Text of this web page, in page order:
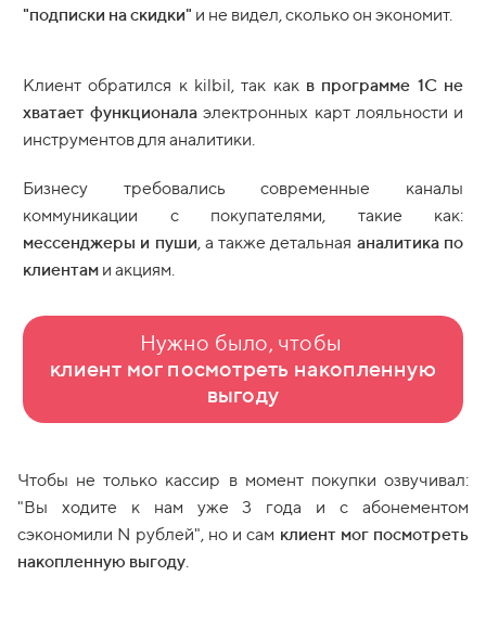
"подписки на скидки" и не видел, сколько он экономит.
Клиент обратился к kilbil, так какв программе 1С не
хватает функционалаэлектронных карт лояльности и
инструментов для аналитики.
Бизнесу требовались современные каналы
коммуникации с покупателями, такие как:
мессенджеры и пуши, а также детальная аналитика по
клиентам и акциям.
Нужно было, чтобы
клиент мог посмотреть накопленную
выгоду
Чтобы не только кассир в момент покупки озвучивал:
"Вы ходите к нам уже 3 года и с абонементом
сэкономили N рублей", но и сам клиент мог посмотреть
накопленную выгоду